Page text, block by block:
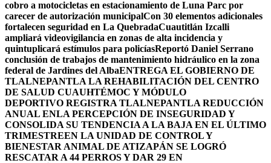
cobro a motocicletas en estacionamiento de Luna Parc por
carecer de autorización municipalCon 30 elementos adicionales
fortalecen seguridad en La QuebradaCuautitlán Izcalli
ampliará videovigilancia en zonas de alta incidencia y
quintuplicará estímulos para policíasReportó Daniel Serrano
conclusión de trabajos de mantenimiento hidráulico en la zona
federal de Jardines del AlbaENTREGA EL GOBIERNO DE
TLALNEPANTLA LA REHABILITACIÓN DEL CENTRO
DE SALUD CUAUHTÉMOC Y MÓDULO
DEPORTIVO REGISTRA TLALNEPANTLA REDUCCIÓN
ANUAL ENLA PERCEPCIÓN DE INSEGURIDAD Y
CONSOLIDA SU TENDENCIA A LA BAJA EN EL ÚLTIMO
TRIMESTREEN LA UNIDAD DE CONTROL Y
BIENESTAR ANIMAL DE ATIZAPÁN SE LOGRÓ
RESCATAR A 44 PERROS Y DAR 29 EN